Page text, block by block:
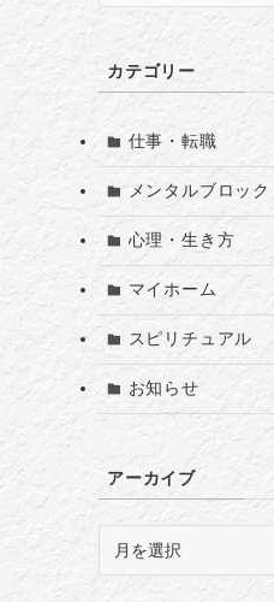
カテゴリー
仕事・転職
メンタルブロック
心理・生き方
マイホーム
スピリチュアル
お知らせ
アーカイブ